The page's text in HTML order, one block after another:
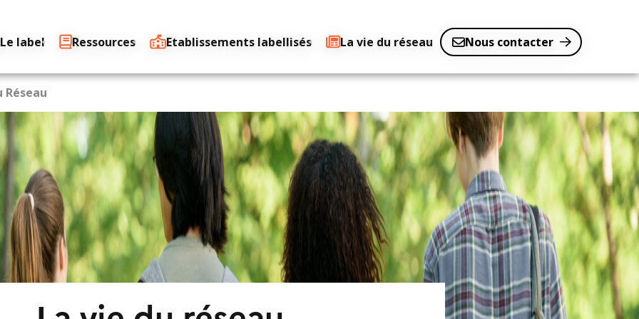
Le label Ressources Etablissements labellisés La vie du réseau Nous contacter
Réseau